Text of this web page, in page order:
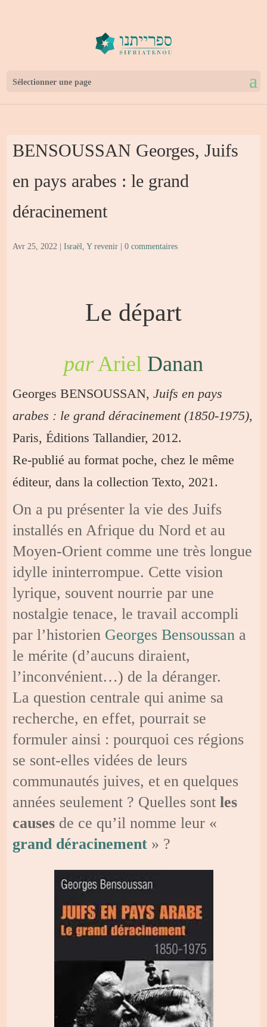
Sélectionner une page
BENSOUSSAN Georges, Juifs
en pays arabes : le grand
déracinement
Avr 25, 2022 |Israël,Y revenir |0 commentaires
Le départ
parAriel Danan
Georges BENSOUSSAN,Juifs en pays
arabes : le grand déracinement (1850-1975),
Paris, Éditions Tallandier, 2012.
Re-publié au format poche, chez le même
éditeur, dans la collection Texto, 2021.
On a pu présenter la vie des Juifs
installés en Afrique du Nord et au
Moyen-Orient comme une très longue
idylle ininterrompue. Cette vision
lyrique, souvent nourrie par une
nostalgie tenace, le travail accompli
par l’historien Georges Bensoussan a
le mérite (d’aucuns diraient,
l’inconvénient…) de la déranger.
La question centrale qui anime sa
recherche, en effet, pourrait se
formuler ainsi : pourquoi ces régions
se sont-elles vidées de leurs
communautés juives, et en quelques
années seulement ? Quelles sontles
causes de ce qu’il nomme leur «
grand déracinement » ?